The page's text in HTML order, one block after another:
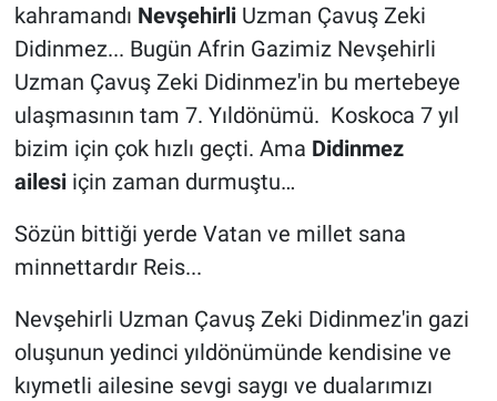
kahramandı Nevşehirli Uzman Çavuş Zeki
Didinmez... Bugün Afrin Gazimiz Nevşehirli
Uzman Çavuş Zeki Didinmez'in bu mertebeye
ulaşmasının tam 7. Yıldönümü. Koskoca 7 yıl
bizim için çok hızlı geçti. Ama Didinmez
ailesiiçin zaman durmuştu…
Sözün bittiği yerde Vatan ve millet sana
minnettardır Reis...
Nevşehirli Uzman Çavuş Zeki Didinmez'in gazi
oluşunun yedinci yıldönümünde kendisine ve
kıymetli ailesine sevgi saygı ve dualarımızı